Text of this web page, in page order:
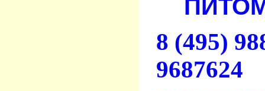
8 (495)
9687624